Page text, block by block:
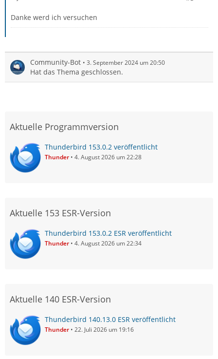
Danke werd ich versuchen
Community-Bot 3. September 2024 um 20:50
Hat das Thema geschlossen.
Aktuelle Programmversion
Thunderbird 153.0.2 veröffentlicht
Thunder 4. August 2026 um 22:28
Aktuelle 153 ESR-Version
Thunderbird 153.0.2 ESR veröffentlicht
Thunder 4. August 2026 um 22:34
Aktuelle 140 ESR-Version
Thunderbird 140.13.0 ESR veröffentlicht
Thunder 22. Juli 2026 um 19:16